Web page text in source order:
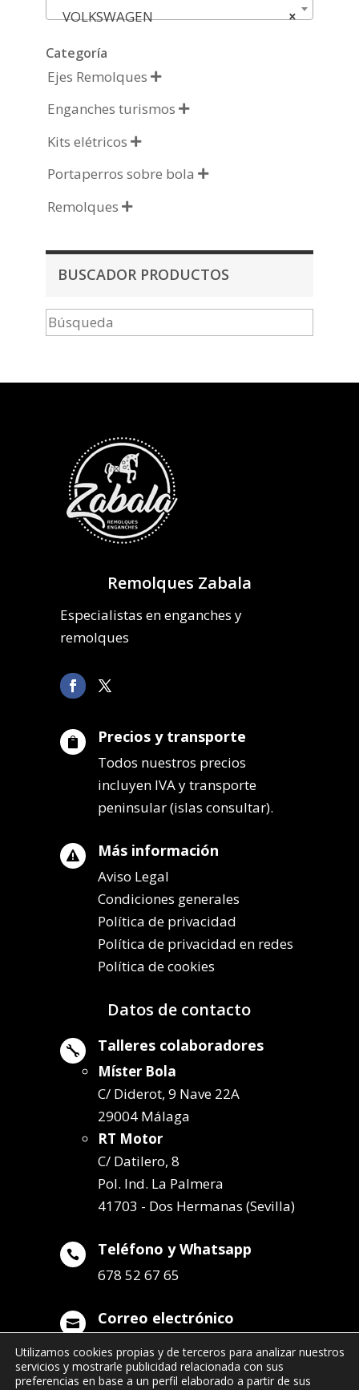
×
VOLKSWAGEN
Categoría
Ejes Remolques 
Enganches turismos 
Kits elétricos 
Portaperros sobre bola 
Remolques 
BUSCADOR PRODUCTOS
Remolques Zabala
Especialistas en enganches y
remolques
 Precios y transporte
Todos nuestros precios
incluyen IVA y transporte
peninsular (islas consultar).
 Más información
Aviso Legal
Condiciones generales
Política de privacidad
Política de privacidad en redes
Política de cookies
Datos de contacto
 Talleres colaboradores
Míster Bola
C/ Diderot, 9 Nave 22A
29004 Málaga
RT Motor
C/ Datilero, 8
Pol. Ind. La Palmera
41703 - Dos Hermanas (Sevilla)
 Teléfono y Whatsapp
678 52 67 65
 Correo electrónico
info@remolqueszabala.com
Utilizamos cookies propias y de terceros para analizar nuestros
servicios y mostrarle publicidad relacionada con sus
preferencias en base a un perfil elaborado a partir de sus